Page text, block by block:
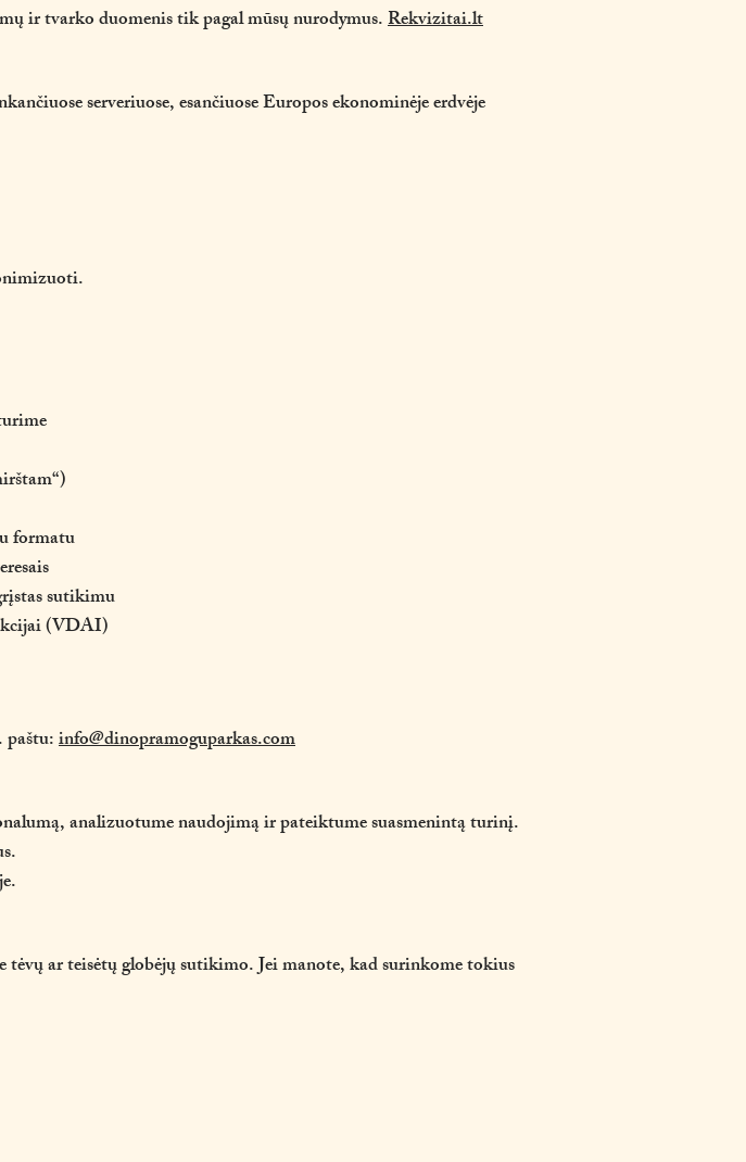
ir tvarko duomenis tik pagal mūsų nurodymus.Rekvizitai.lt
serveriuose, esančiuose Europos ekonominėje erdvėje
formatu
sutikimu
(VDAI)
paštu:info@dinopramoguparkas.com
analizuotume naudojimą ir pateiktume suasmenintą turinį.
ar teisėtų globėjų sutikimo. Jei manote, kad surinkome tokius